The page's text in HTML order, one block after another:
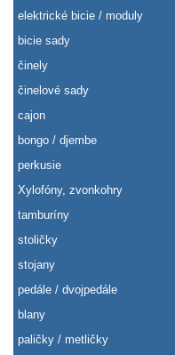
elektrické bicie / moduly
bicie sady
činely
činelové sady
cajon
bongo / djembe
perkusie
Xylofóny, zvonkohry
tamburíny
stoličky
stojany
pedále / dvojpedále
blany
paličky / metličky